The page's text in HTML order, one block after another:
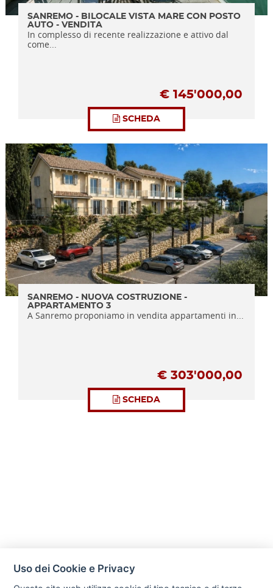
SANREMO - BILOCALE VISTA MARE CON POSTO
AUTO - VENDITA
In complesso di recente realizzazione e attivo dal
come...
€ 145'000,00
SCHEDA
SANREMO - NUOVA COSTRUZIONE -
APPARTAMENTO 3
A Sanremo proponiamo in vendita appartamenti in...
€ 303'000,00
SCHEDA
Uso dei Cookie e Privacy